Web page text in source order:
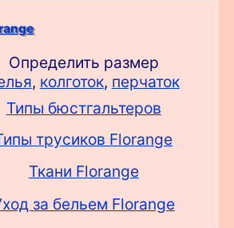
Определить размер
, колготок, перчаток
Типы бюстгальтеров
трусиков Florange
Ткани Florange
за бельем Florange